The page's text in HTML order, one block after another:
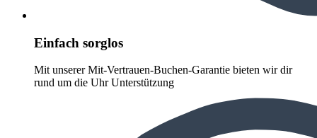
Einfach sorglos
Mit unserer Mit-Vertrauen-Buchen-Garantie bieten wir dir
rund um die Uhr Unterstützung